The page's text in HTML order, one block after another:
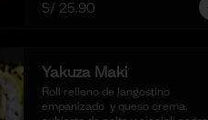
S/ 25.90
Yakuza Maki
Roll relleno de langostino
empanizado  y queso crema,